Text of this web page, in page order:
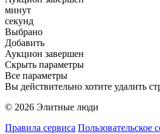
минут
секунд
Выбрано
Добавить
Аукцион завершен
Скрыть параметры
Все параметры
Вы действительно хотите удалить
© 2026 Элитные люди
Правила сервиса Пользовательское